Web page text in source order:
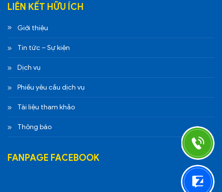
LIÊN KẾT HỮU ÍCH
Giới thiệu
Tin tức – Sự kiện
Dịch vụ
Phiếu yêu cầu dịch vụ
Tài liệu tham khảo
Thông báo
FANPAGE FACEBOOK